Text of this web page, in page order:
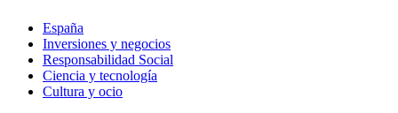
España
Inversiones y negocios
Responsabilidad Social
Ciencia y tecnología
Cultura y ocio